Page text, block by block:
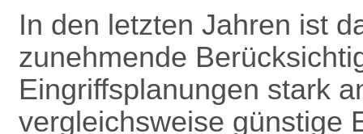
In den letzten Jahren ist
zunehmende
Eingriffsplanungen stark
vergleichsweise günstige